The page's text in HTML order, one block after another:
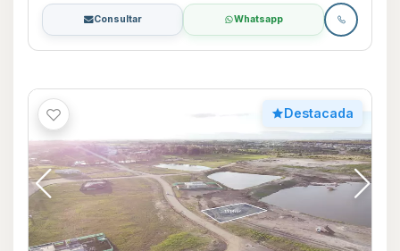
Consultar Whatsapp
Destacada